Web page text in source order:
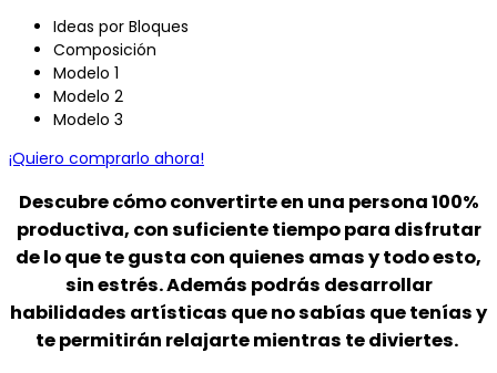
Ideas por Bloques
Composición
Modelo 1
Modelo 2
Modelo 3
¡Quiero comprarlo ahora!
Descubre cómoconvertirte en una persona100%
productiva, con suficiente tiempo para disfrutar
de lo que te gusta con quienes amas y todo esto,
sin estrés. Además podrás desarrollar
habilidades artísticas que no sabías que tenías y
te permitirán relajarte mientras te diviertes.